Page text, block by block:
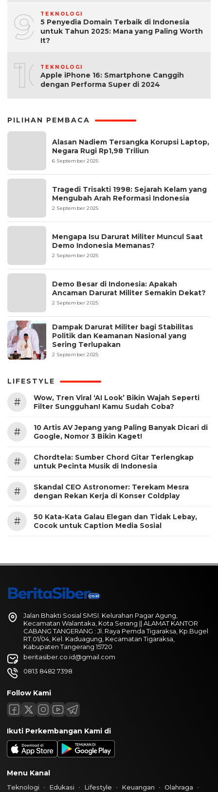
9 TEKNOLOGI
5 Penyedia Domain Terbaik di Indonesia
untuk Tahun 2025: Mana yang Paling Worth
It?
10TEKNOLOGI
Apple iPhone 16: Smartphone Canggih
dengan Performa Super di 2024
PILIHAN PEMBACA
Alasan Nadiem Tersangka Korupsi Laptop,
Negara Rugi Rp1,98 Triliun
6 September 2025
Tragedi Trisakti 1998: Sejarah Kelam yang
Mengubah Arah Reformasi Indonesia
2 September 2025
Mengapa Isu Darurat Militer Muncul Saat
Demo Indonesia Memanas?
2 September 2025
Demo Besar di Indonesia: Apakah
Ancaman Darurat Militer Semakin Dekat?
2 September 2025
Dampak Darurat Militer bagi Stabilitas
Politik dan Keamanan Nasional yang
Sering Terlupakan
2 September 2025
LIFESTYLE
#
Wow, Tren Viral ‘AI Look’ Bikin Wajah Seperti
Filter Sungguhan! Kamu Sudah Coba?
#
10 Artis AV Jepang yang Paling Banyak Dicari di
Google, Nomor 3 Bikin Kaget!
#
Chordtela: Sumber Chord Gitar Terlengkap
untuk Pecinta Musik di Indonesia
#
Skandal CEO Astronomer: Terekam Mesra
dengan Rekan Kerja di Konser Coldplay
#
50 Kata-Kata Galau Elegan dan Tidak Lebay,
Cocok untuk Caption Media Sosial
Jalan Bhakti Sosial SMSI. Kelurahan Pagar Agung,
Kecamatan Walantaka, Kota Serang || ALAMAT KANTOR
CABANG TANGERANG : Jl. Raya Pemda Tigaraksa, Kp.Bugel
RT.01/04, Kel. Kaduagung, Kecamatan Tigaraksa,
Kabupaten Tangerang 15720
beritasiber.co.id@gmail.com
0813 8482 7398
Follow Kami
Ikuti Perkembangan Kami di
Menu Kanal
Teknologi Edukasi Lifestyle Keuangan Olahraga